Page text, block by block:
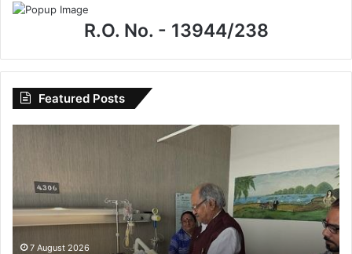
R.O. No. - 13944/238
Featured Posts
अस्पताल
पहुंचे
सांसद
बृजमोहन
अग्रवाल,
7 August 2026